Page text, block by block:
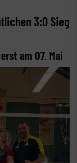
3:0 Sieg
am 07. Mai